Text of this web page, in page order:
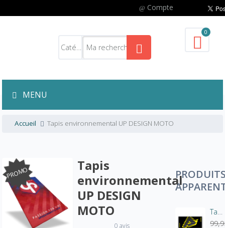
Compte
0
MENU
Accueil Tapis environnemental UP DESIGN MOTO
PROMO
Tapis
environnemental
UP DESIGN
MOTO
0 avis
Tapis de sol Acerbis 200×100 cm – Tapis environnemental FIM – Ancien motif